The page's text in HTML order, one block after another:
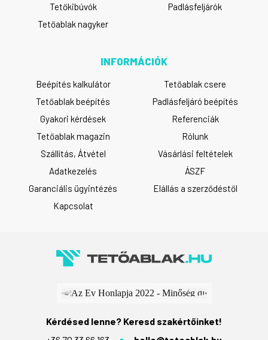
Tetőkibúvók
Padlásfeljárók
Tetőablak nagyker
INFORMÁCIÓK
Beépítés kalkulátor
Tetőablak csere
Tetőablak beépítés
Padlásfeljáró beépítés
Gyakori kérdések
Referenciák
Tetőablak magazin
Rólunk
Szállítás, Átvétel
Vásárlási feltételek
Adatkezelés
ÁSZF
Garanciális ügyintézés
Elállás a szerződéstől
Kapcsolat
Kérdésed lenne? Keresd szakértőinket!